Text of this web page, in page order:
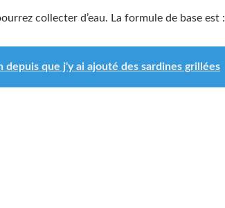
collecter d’eau. La formule de base est :
que j'y ai ajouté des sardines grillées